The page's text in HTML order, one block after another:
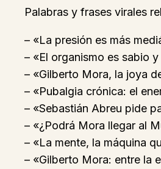
Palabras y frases virales
– «La presión es más
– «El organismo es sabio
– «Gilberto Mora, la joya
– «Pubalgia crónica: el
– «Sebastián Abreu pide
– «¿Podrá Mora llegar al
– «La mente, la máquina
– «Gilberto Mora: entre la